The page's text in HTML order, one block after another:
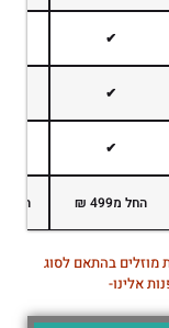
✔
✔
✔
החל מ499 ₪ החל
מוזלים בהתאם לסוג
אלינו-